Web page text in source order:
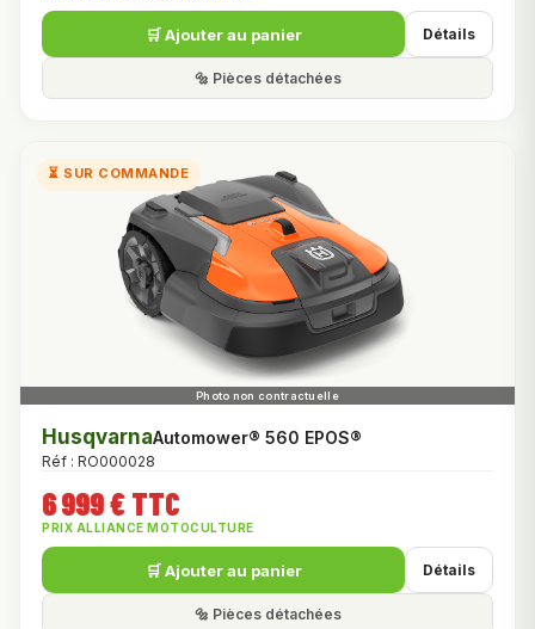
🛒 Ajouter au panier Détails
🔩 Pièces détachées
⏳ SUR COMMANDE
HusqvarnaAutomower® 560 EPOS®
Réf : RO000028
6 999 € TTC
PRIX ALLIANCE MOTOCULTURE
🛒 Ajouter au panier Détails
🔩 Pièces détachées